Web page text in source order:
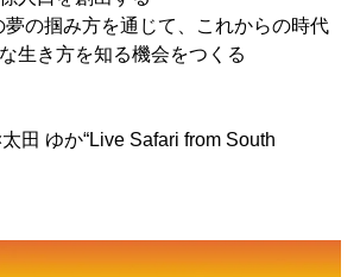
の掴み方を通じて、これからの時代
生き方を知る機会をつくる
田 ゆか“Live Safari from South